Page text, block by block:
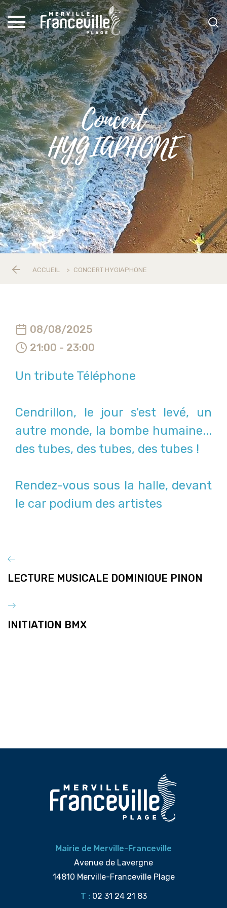
Concert
HYGIAPHONE
ACCUEIL > CONCERT HYGIAPHONE
08/08/2025
21:00 - 23:00
Un tribute Téléphone
Cendrillon, le jour s'est levé, un
autre monde, la bombe humaine...
des tubes, des tubes, des tubes !
Rendez-vous sous la halle, devant
le car podium des artistes
LECTURE MUSICALE DOMINIQUE PINON
INITIATION BMX
Mairie de Merville-Franceville
Avenue de Lavergne
14810 Merville-Franceville Plage
T : 02 31 24 21 83